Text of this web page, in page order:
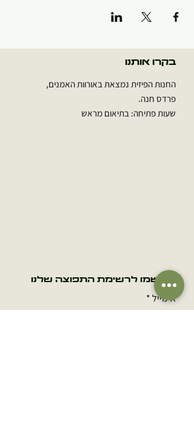
בקרו אותנו
החנות הפיזית נמצאת באורוות האמנים,
פרדס חנה.
שעות פתיחה: בתיאום מראש
הירשמו לרשימת התפוצה שלנו
אימייל